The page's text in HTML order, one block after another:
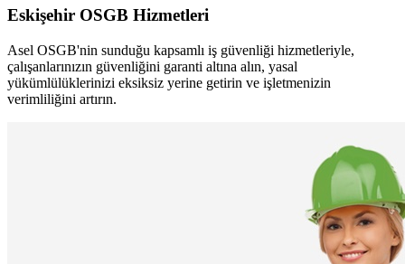
Eskişehir OSGB Hizmetleri
Asel OSGB'nin sunduğu kapsamlı iş güvenliği hizmetleriyle,
çalışanlarınızın güvenliğini garanti altına alın, yasal
yükümlülüklerinizi eksiksiz yerine getirin ve işletmenizin
verimliliğini artırın.